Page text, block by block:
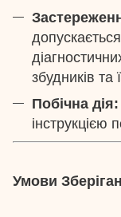
збудників та
Побічна дія:
інструкцією
Умови